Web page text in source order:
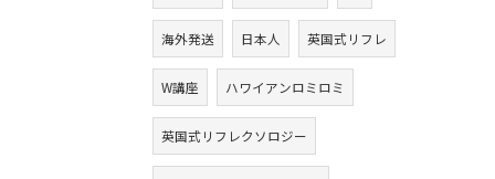
海外発送 日本人 英国式リフレ
W講座 ハワイアンロミロミ
英国式リフレクソロジー